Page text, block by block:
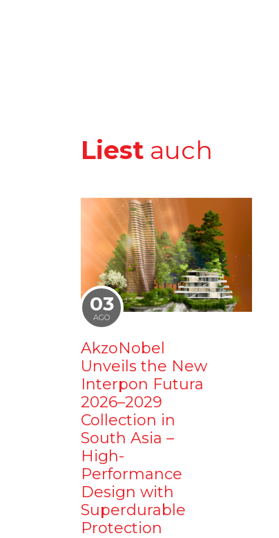
Liest auch
03
AGO
AkzoNobel
Unveils the New
Interpon Futura
2026–2029
Collection in
South Asia –
High-
Performance
Design with
Superdurable
Protection